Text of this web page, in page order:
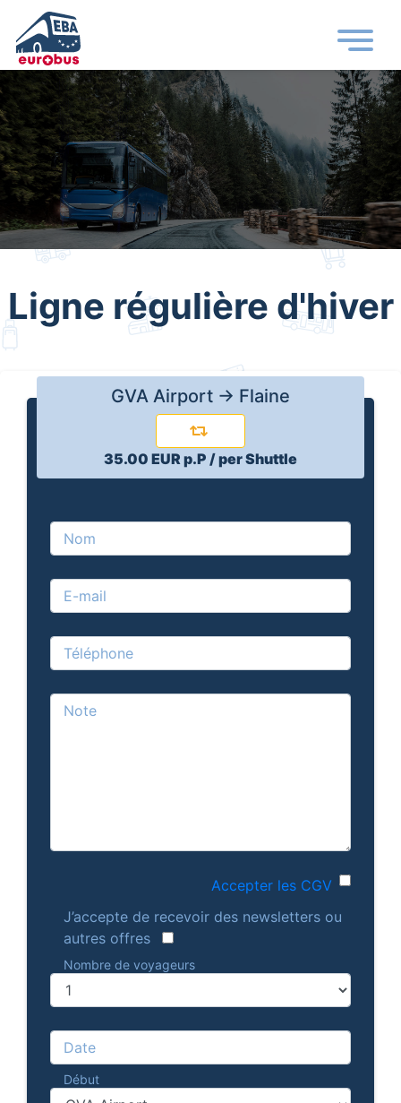
Ligne régulière d'hiver
GVA Airport → Flaine
35.00 EUR p.P / per Shuttle
Nom
E-mail
Téléphone
Note
Accepter les CGV
J’accepte de recevoir des newsletters ou
autres offres
Nombre de voyageurs
Date
Début